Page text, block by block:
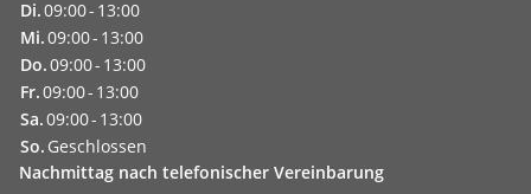
Di.09:00- 13:00
Mi.09:00- 13:00
Do.09:00- 13:00
Fr.09:00- 13:00
Sa.09:00- 13:00
So. Geschlossen
Nachmittag nach telefonischer Vereinbarung